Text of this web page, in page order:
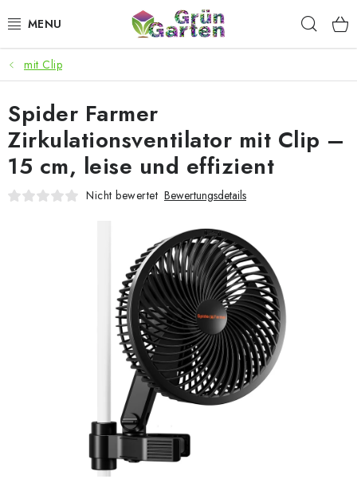
Inhalt
ANGEBOTE
LED PFLANZENLAMPEN
ANBAUBEDARF FÜR DEN HEIMANBAU
AQUARISTIK
Kaufberatung AGB
Blog
Datenschutzerklärung Impressum
mit Clip
Spider Farmer
Zirkulationsventilator mit Clip –
15 cm, leise und effizient
Nicht bewertet Bewertungsdetails